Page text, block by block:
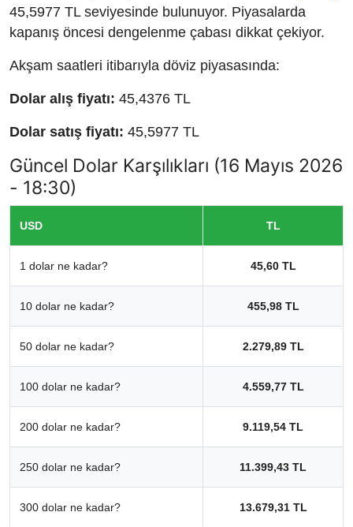
45,5977 TL seviyesinde bulunuyor. Piyasalarda
kapanış öncesi dengelenme çabası dikkat çekiyor.
Akşam saatleri itibarıyla döviz piyasasında:
Dolar alış fiyatı: 45,4376 TL
Dolar satış fiyatı: 45,5977 TL
Güncel Dolar Karşılıkları (16 Mayıs 2026
- 18:30)
USD TL
1 dolar ne kadar? 45,60 TL
10 dolar ne kadar? 455,98 TL
50 dolar ne kadar? 2.279,89 TL
100 dolar ne kadar? 4.559,77 TL
200 dolar ne kadar? 9.119,54 TL
250 dolar ne kadar? 11.399,43 TL
300 dolar ne kadar? 13.679,31 TL